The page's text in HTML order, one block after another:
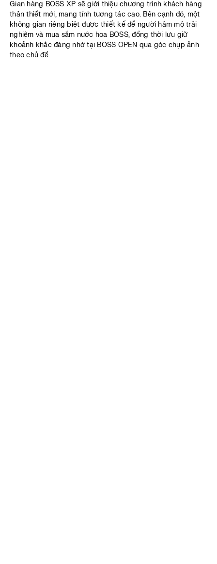
Gian hàng BOSS XP sẽ giới thiệu chương trình khách hàng
thân thiết mới, mang tính tương tác cao. Bên cạnh đó, một
không gian riêng biệt được thiết kế để người hâm mộ trải
nghiệm và mua sắm nước hoa BOSS, đồng thời lưu giữ
khoảnh khắc đáng nhớ tại BOSS OPEN qua góc chụp ảnh
theo chủ đề.